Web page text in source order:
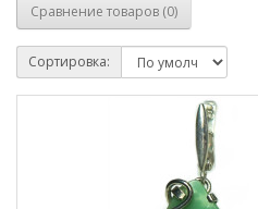
Сравнение товаров (0)
Сортировка: